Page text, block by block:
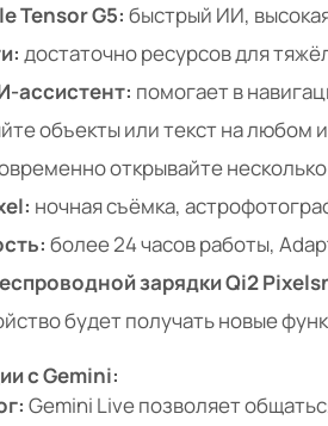
Tensor G5: быстрый ИИ,
достаточно ресурсов для
ассистент: помогает в
объекты или текст на
открывайте
ночная съёмка,
более 24 часов работы,
зарядки Qi2
будет получать новые
с Gemini:
Gemini Live позволяет